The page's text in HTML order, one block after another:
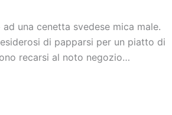
una cenetta svedese mica male.
di papparsi per un piatto di
recarsi al noto negozio…